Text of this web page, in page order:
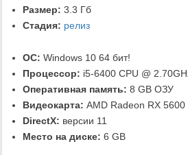
Размер: 3.3 Гб
Стадия: релиз
ОС: Windows 10 64 бит!
Процессор: i5-6400 CPU @
Оперативная память: 8 GB ОЗУ
Видеокарта: AMD Radeon RX 5600
DirectX: версии 11
Место на диске: 6 GB